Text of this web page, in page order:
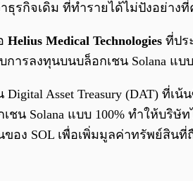
ธุรกิจเดิม ที่ทำรายได้ไม่ปังอย่าง
Helius Medical Technologies ที่ปร
ารลงทุนบนบล็อกเชน Solana แบ
Asset Treasury (DAT) ที่
ชน Solana แบบ 100% ทำให้บริษั
อง SOL เพื่อเพิ่มมูลค่าทรัพย์สินที่